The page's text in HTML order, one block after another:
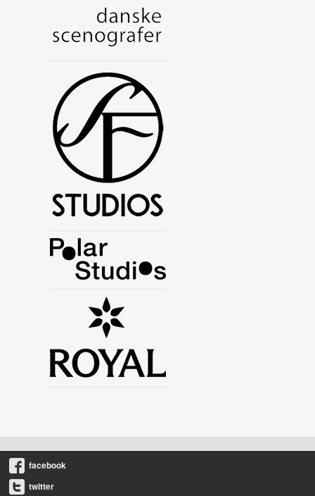
facebook
twitter